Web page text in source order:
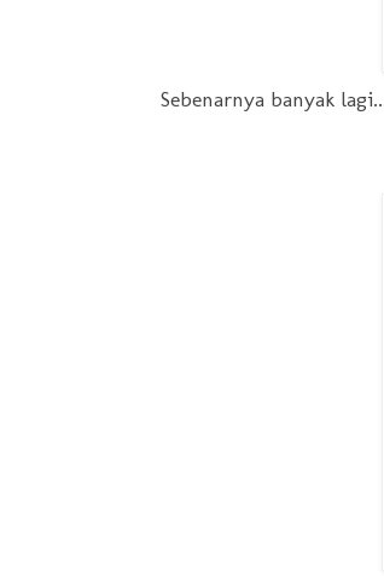
Sebenarnya banyak